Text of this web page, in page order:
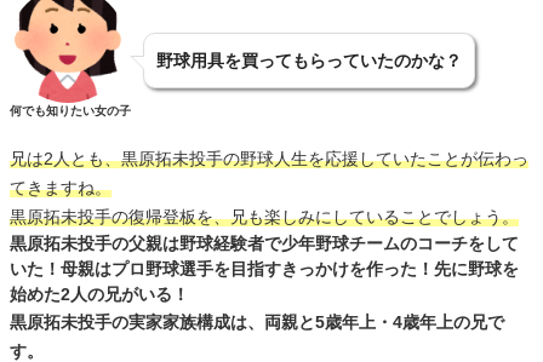
何でも知りたい女の子
野球用具を買ってもらっていたのかな？
兄は2人とも、黒原拓未投手の野球人生を応援していたことが伝わっ
てきますね。
黒原拓未投手の復帰登板を、兄も楽しみにしていることでしょう。
黒原拓未投手の父親は野球経験者で少年野球チームのコーチをして
いた！母親はプロ野球選手を目指すきっかけを作った！先に野球を
始めた2人の兄がいる！
黒原拓未投手の実家家族構成は、両親と5歳年上・4歳年上の兄で
す。